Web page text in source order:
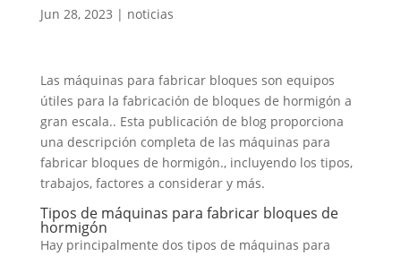
Jun 28, 2023 | noticias
Las máquinas para fabricar bloques son equipos
útiles para la fabricación de bloques de hormigón a
gran escala.. Esta publicación de blog proporciona
una descripción completa de las máquinas para
fabricar bloques de hormigón., incluyendo los tipos,
trabajos, factores a considerar y más.
Tipos de máquinas para fabricar bloques de
hormigón
Hay principalmente dos tipos de máquinas para